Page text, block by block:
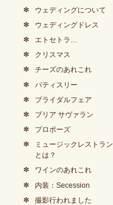
ウェディングについて
ウェディングドレス
エトセトラ…
クリスマス
チーズのあれこれ
パティスリー
ブライダルフェア
ブリア サヴァラン
プロポーズ
ミュージックレストラン
とは？
ワインのあれこれ
内装：Secession
撮影行われました